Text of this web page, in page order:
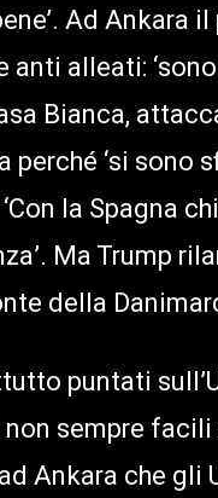
Ad Ankara
alleati:
Bianca,
‘si sono
la Spagna
Ma Trump
della
puntati
sempre
Ankara che gli